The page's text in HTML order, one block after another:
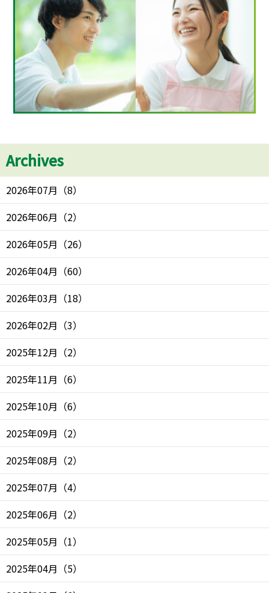
Archives
2026年07月 （8）
2026年06月 （2）
2026年05月 （26）
2026年04月 （60）
2026年03月 （18）
2026年02月 （3）
2025年12月 （2）
2025年11月 （6）
2025年10月 （6）
2025年09月 （2）
2025年08月 （2）
2025年07月 （4）
2025年06月 （2）
2025年05月 （1）
2025年04月 （5）